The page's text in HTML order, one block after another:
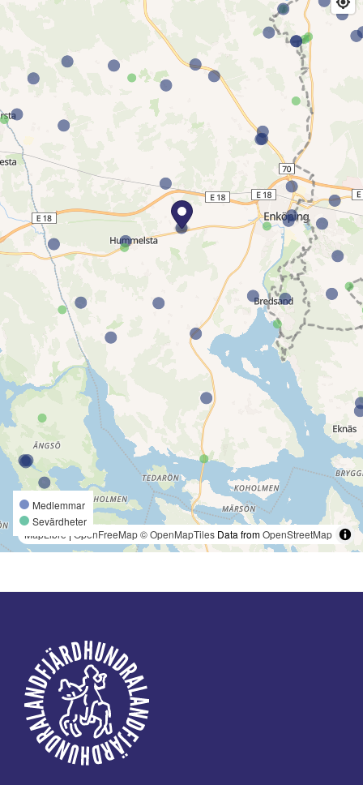
Medlemmar
Sevärdheter
MapLibre | OpenFreeMap© OpenMapTiles Data fromOpenStreetMap
Footer